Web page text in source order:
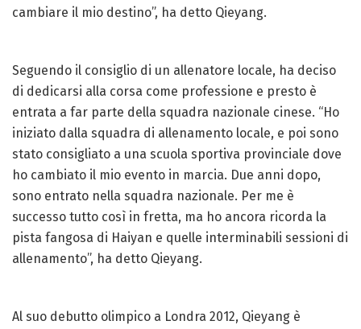
cambiare il mio destino”, ha detto Qieyang.
Seguendo il consiglio di un allenatore locale, ha deciso
di dedicarsi alla corsa come professione e presto è
entrata a far parte della squadra nazionale cinese. “Ho
iniziato dalla squadra di allenamento locale, e poi sono
stato consigliato a una scuola sportiva provinciale dove
ho cambiato il mio evento in marcia. Due anni dopo,
sono entrato nella squadra nazionale. Per me è
successo tutto così in fretta, ma ho ancora ricorda la
pista fangosa di Haiyan e quelle interminabili sessioni di
allenamento”, ha detto Qieyang.
Al suo debutto olimpico a Londra 2012, Qieyang è